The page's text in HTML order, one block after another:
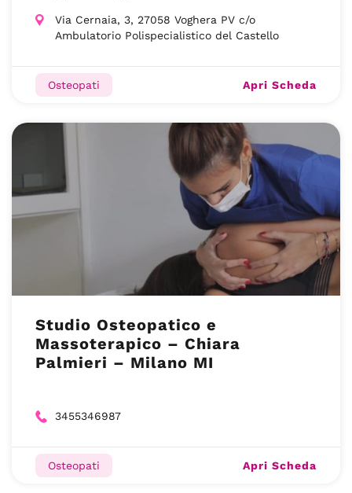
Via Cernaia, 3, 27058 Voghera PV c/o
Ambulatorio Polispecialistico del Castello
Osteopati Apri Scheda
Studio Osteopatico e
Massoterapico – Chiara
Palmieri – Milano MI
3455346987
Osteopati Apri Scheda